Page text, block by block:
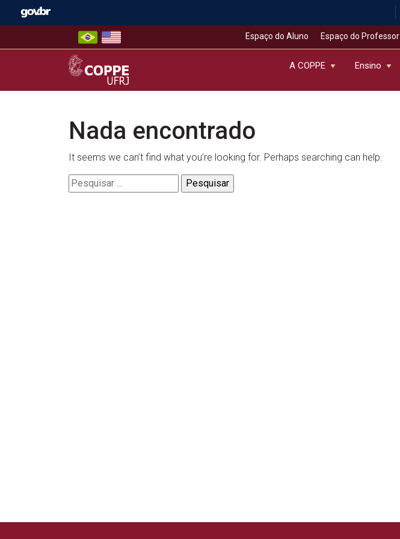
Espaço do Aluno Espaço do Professor
COPPE – UFRJ
A COPPE Ensino
Nada encontrado
It seems we can’t find what you’re looking for. Perhaps searching can help.
Pesquisar
por: